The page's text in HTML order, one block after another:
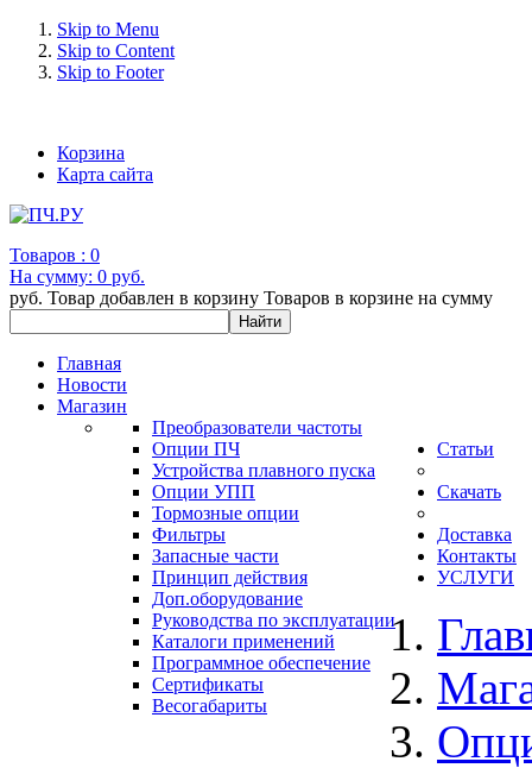
Skip to Menu
Skip to Content
Skip to Footer
Корзина
Карта сайта
Товаров : 0
На сумму: 0 руб.
руб. Товар добавлен в корзину Товаров в корзине на сумму
Главная
Новости
Магазин
Преобразователи частоты
Опции ПЧ
Устройства плавного пуска
Опции УПП
Тормозные опции
Фильтры
Запасные части
Статьи
Принцип действия
Доп.оборудование
Скачать
Руководства по эксплуатации
Каталоги применений
Программное обеспечение
Сертификаты
Весогабариты
Доставка
Контакты
УСЛУГИ
ATS22D62Q
ATS22D62S6
ATS22D75Q